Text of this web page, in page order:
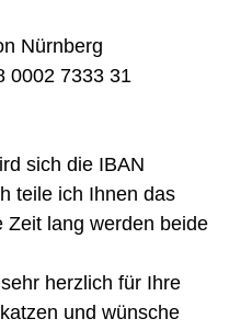
Nürnberg
0002 7333 31
sich die IBAN
teile ich Ihnen das
Zeit lang werden beide
herzlich für Ihre
und wünsche